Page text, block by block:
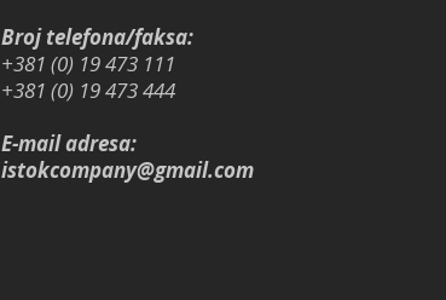
Broj telefona/faksa:
+381 (0) 19 473 111
+381 (0) 19 473 444
E-mail adresa:
istokcompany@gmail.com